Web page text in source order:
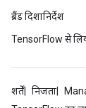
ब्रैंड दिशानिर्देश
TensorFlow से
शर्तें निजता